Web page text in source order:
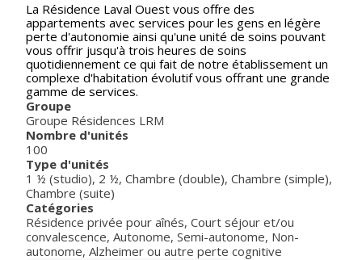
La Résidence Laval Ouest vous offre des
appartements avec services pour les gens en légère
perte d'autonomie ainsi qu'une unité de soins pouvant
vous offrir jusqu'à trois heures de soins
quotidiennement ce qui fait de notre établissement un
complexe d'habitation évolutif vous offrant une grande
gamme de services.
Groupe
Groupe Résidences LRM
Nombre d'unités
100
Type d'unités
1 ½ (studio), 2 ½, Chambre (double), Chambre (simple),
Chambre (suite)
Catégories
Résidence privée pour aînés, Court séjour et/ou
convalescence, Autonome, Semi-autonome, Non-
autonome, Alzheimer ou autre perte cognitive